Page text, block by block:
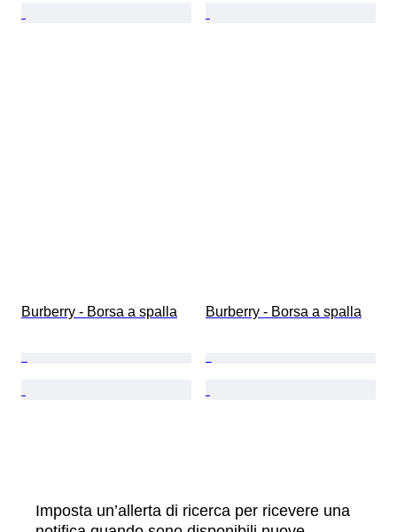
Burberry - Borsa a spalla Burberry - Borsa a spalla
Imposta un’allerta di ricerca per ricevere una